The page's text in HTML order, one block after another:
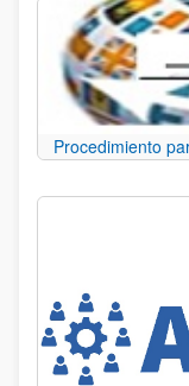
Procedimiento